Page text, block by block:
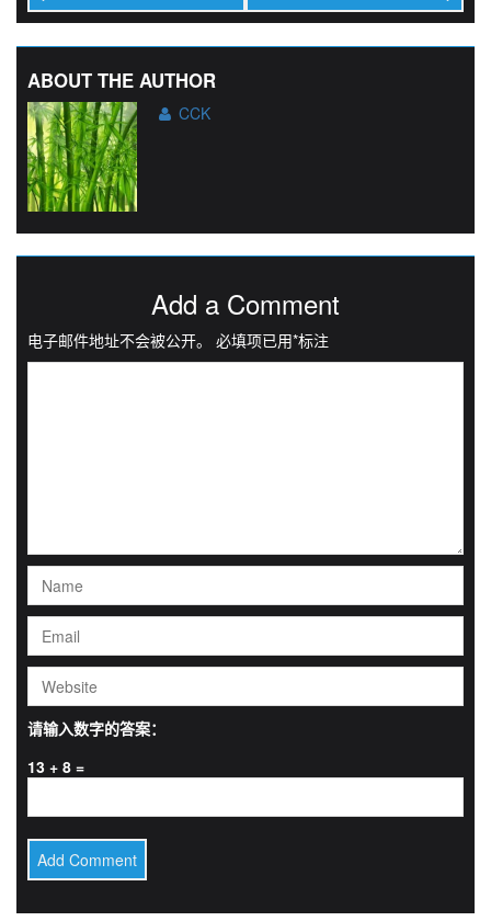
ABOUT THE AUTHOR
CCK
Add a Comment
电子邮件地址不会被公开。 必填项已用*标注
请输入数字的答案：
13 + 8 =